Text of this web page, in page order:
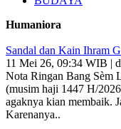
Humaniora
Sandal dan Kain Ihram
11 Mei 26, 09:34 WIB |
Nota Ringan Bang Sèm
(musim haji 1447 H/
agaknya kian membaik.
Karenanya..